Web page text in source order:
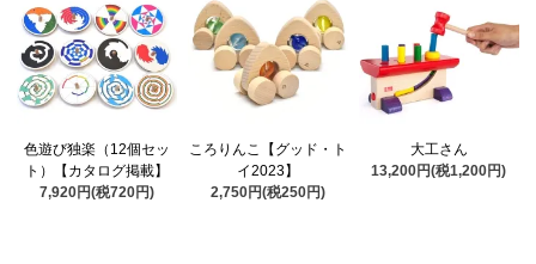
色遊び独楽（12個セッ
ト）【カタログ掲載】
7,920円(税720円)
ころりんこ【グッド・ト
イ2023】
2,750円(税250円)
大工さん
13,200円(税1,200円)